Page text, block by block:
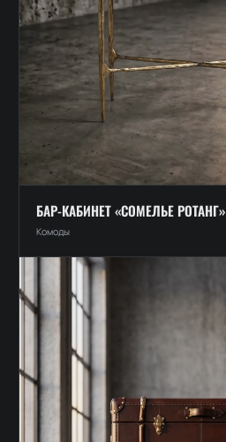
БАР-КАБИНЕТ «СОМЕЛЬЕ РОТАНГ»
Комоды